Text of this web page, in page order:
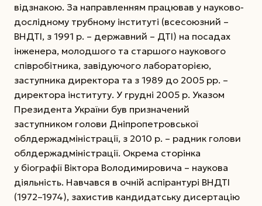
відзнакою. За направленням працював у науково-
дослідному трубному інституті (всесоюзний –
ВНДТІ, з 1991 р. – державний – ДТІ) на посадах
інженера, молодшого та старшого наукового
співробітника, завідуючого лабораторією,
заступника директора та з 1989 до 2005 рр. –
директора інституту. У грудні 2005 р. Указом
Президента України був призначений
заступником голови Дніпропетровської
облдержадміністрації, з 2010 р. – радник голови
облдержадміністрації. Окрема сторінка
у біографії Віктора Володимировича – наукова
діяльність. Навчався в очній аспірантурі ВНДТІ
(1972–1974), захистив кандидатську дисертацію